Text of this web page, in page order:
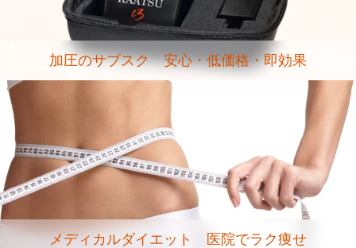
加圧のサブスク 安心・低価格・即効果
メディカルダイエット 医院でラク痩せ